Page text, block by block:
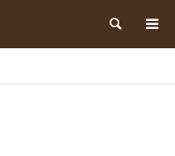
検索